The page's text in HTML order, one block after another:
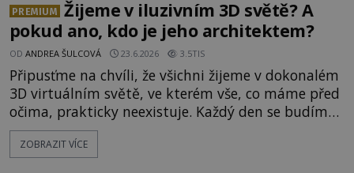
PREMIUM
Žijeme v iluzivním 3D světě? A
pokud ano, kdo je jeho architektem?
OD ANDREA ŠULCOVÁ 23.6.2026 3.5TIS
Připusťme na chvíli, že všichni žijeme v dokonalém
3D virtuálním světě, ve kterém vše, co máme před
očima, prakticky neexistuje. Každý den se budíme
do počítačové simulace, která je do určité míry k
nerozeznání od skutečného světa. Tato
ZOBRAZIT VÍCE